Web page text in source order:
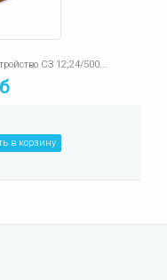
СЗ 12;24/500...
в корзину